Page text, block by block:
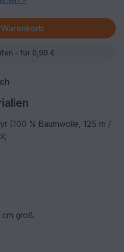
- für 0,99 €
(100 % Baumwolle, 125 m /
groß.